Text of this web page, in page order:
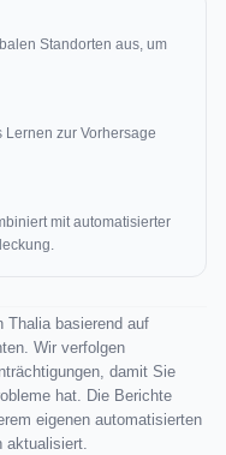
Standorten aus, um
Lernen zur Vorhersage
mit automatisierter
Thalia basierend auf
Wir verfolgen
damit Sie
hat. Die Berichte
eigenen automatisierten
aktualisiert.